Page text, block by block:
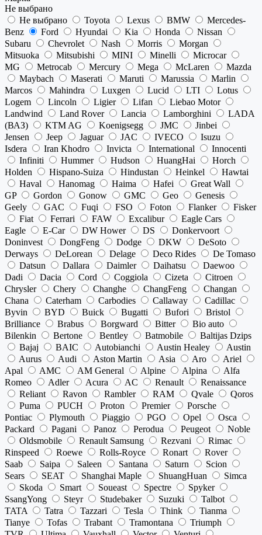
Не выбрано
Не выбрано
Toyota Lexus BMW
Mercedes-
Benz
Ford Hyundai Kia Honda
Nissan
Subaru
Chevrolet Nash Morris
Morgan
Mitsuoka
Mitsubishi MINI Minelli
Microcar
MG
Metrocab Mercury Mega McLaren
Mazda
Maybach
Maserati Maruti Marussia
Marlin
Marcos
Mahindra Luxgen Lucid LTI
Lotus
Logem
Lincoln Ligier Lifan
Liebao Motor
Landwind
Land Rover Lancia Lamborghini
LADA
(ВАЗ)
KTM AG Koenigsegg JMC
Jinbei
Jensen
Jeep Jaguar JAC IVECO
Isuzu
Isdera
Iran Khodro Invicta International
Innocenti
Infiniti
Hummer Hudson HuangHai
Horch
Holden
Hispano-Suiza Hindustan Heinkel
Hawtai
Haval
Hanomag Haima Hafei
Great Wall
GP
Gordon Gonow GMC Geo
Genesis
Geely
GAC Fuqi FSO Foton Flanker
Fisker
Fiat
Ferrari FAW Excalibur
Eagle Cars
Eagle
E-Car DW Hower DS
Donkervoort
Doninvest
DongFeng Dodge DKW
DeSoto
Derways
DeLorean Delage Deco Rides
De Tomaso
Datsun
Dallara Daimler Daihatsu
Daewoo
Dadi
Dacia Cord Coggiola Cizeta
Citroen
Chrysler
Chery Changhe ChangFeng
Changan
Chana
Caterham Carbodies Callaway
Cadillac
Byvin
BYD Buick Bugatti Bufori
Bristol
Brilliance
Brabus Borgward Bitter
Bio auto
Bilenkin
Bertone Bentley Batmobile
Baltijas Dzips
Bajaj
BAIC Autobianchi Austin Healey
Austin
Aurus
Audi Aston Martin Asia Aro
Ariel
Apal
AMC AM General Alpine Alpina
Alfa
Romeo
Adler Acura AC Renault
Renaissance
Reliant
Ravon Rambler RAM Qvale
Qoros
Puma
PUCH Proton Premier
Porsche
Pontiac
Plymouth Piaggio PGO Opel
Osca
Packard
Pagani Panoz Perodua Peugeot
Noble
Oldsmobile
Renault Samsung Rezvani
Rimac
Rinspeed
Roewe Rolls-Royce Ronart
Rover
Saab
Saipa Saleen Santana Saturn
Scion
Sears
SEAT Shanghai Maple ShuangHuan
Simca
Skoda
Smart Soueast Spectre
Spyker
SsangYong
Steyr Studebaker Suzuki
Talbot
TATA
Tatra Tazzari Tesla Think
Tianma
Tianye
Tofas Trabant Tramontana
Triumph